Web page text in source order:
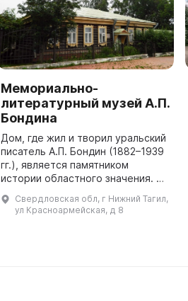
Мемориально-
литературный музей А.П.
Бондина
Дом, где жил и творил уральский
писатель А.П. Бондин (1882–1939
гг.), является памятником
истории областного значения. Он
половине XIX века. Здание
типично для деревянного зодче
Свердловская обл, г Нижний Тагил,
ул Красноармейская, д 8